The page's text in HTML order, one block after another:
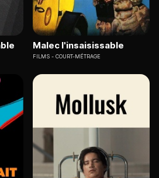
Malec l'insaisissable
FILMS COURT-MÉTRAGE